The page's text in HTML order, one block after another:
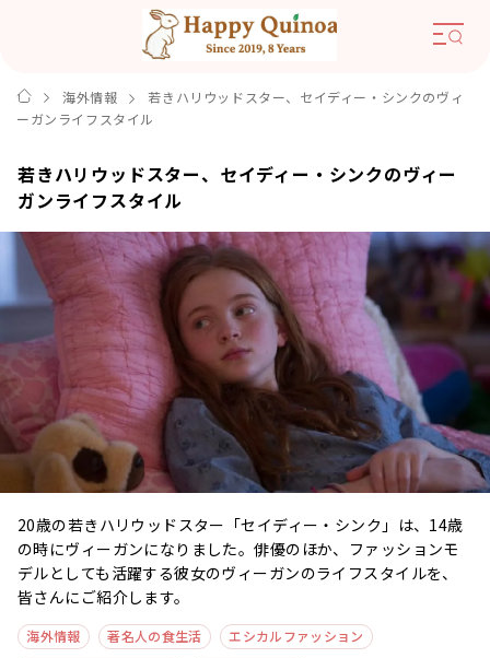
海外情報
若きハリウッドスター、セイディー・シンクのヴィ
ーガンライフスタイル
若きハリウッドスター、セイディー・シンクのヴィー
ガンライフスタイル
20歳の若きハリウッドスター「セイディー・シンク」は、14歳
の時にヴィーガンになりました。俳優のほか、ファッションモ
デルとしても活躍する彼女のヴィーガンのライフスタイルを、
皆さんにご紹介します。
海外情報 著名人の食生活
エシカルファッション